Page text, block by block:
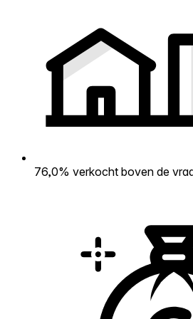
76,0% verkocht boven de